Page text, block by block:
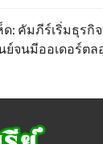
: คัมภีร์เริ่มธุรกิ
ย์จนมีออเดอร์ตล